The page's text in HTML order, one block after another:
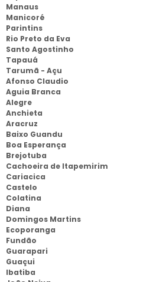
Manaus
Manicoré
Parintins
Rio Preto da Eva
Santo Agostinho
Tapauá
Tarumã - Açu
Afonso Claudio
Aguia Branca
Alegre
Anchieta
Aracruz
Baixo Guandu
Boa Esperança
Brejotuba
Cachoeira de Itapemirim
Cariacica
Castelo
Colatina
Diana
Domingos Martins
Ecoporanga
Fundão
Guarapari
Guaçui
Ibatiba